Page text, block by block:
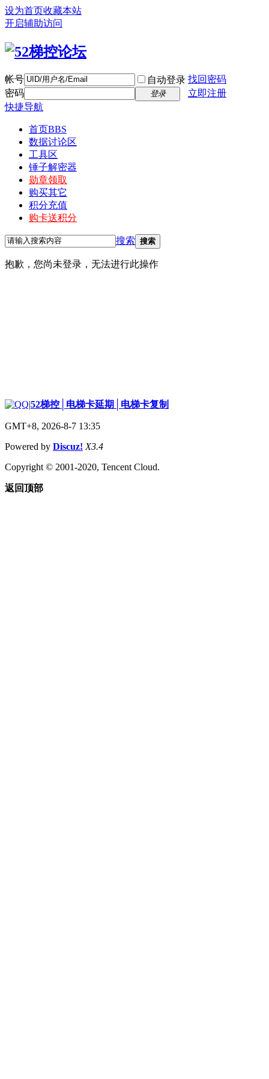
设为首页收藏本站
开启辅助访问
帐号 自动登录 找回密码
密码
登录
立即注册
快捷导航
首页BBS
数据讨论区
工具区
锤子解密器
勋章领取
购买其它
积分充值
购卡送积分
搜索 搜索
抱歉，您尚未登录，无法进行此操作
|52梯控│电梯卡延期│电梯卡复制
GMT+8, 2026-8-7 13:35
Powered by Discuz! X3.4
Copyright © 2001-2020, Tencent Cloud.
返回顶部